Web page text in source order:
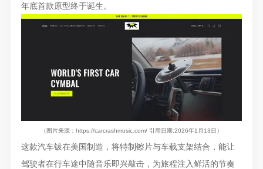
年底首款原型终于诞生。
（图片来源：https://carcrashmusic.com/ 引用日期:2026年1月13日）
这款汽车钹在美国制造，将特制镲片与车载支架结合 ，能让
驾驶者在行车途中随音乐即兴敲击，为旅程注入鲜活的节奏